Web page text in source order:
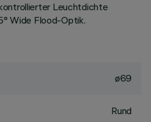
Leuchtdichte
Wide Flood-Optik.
ø69
Rund